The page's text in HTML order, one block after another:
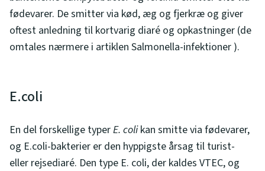
fødevarer. De smitter via kød, æg og fjerkræ og giver
oftest anledning til kortvarig diaré og opkastninger (de
omtales nærmere i artiklen Salmonella-infektioner ).
E.coli
En del forskellige typerE. colikan smitte via fødevarer,
og E.coli-bakterier er den hyppigste årsag til turist-
eller rejsediaré. Den type E. coli, der kaldes VTEC, og